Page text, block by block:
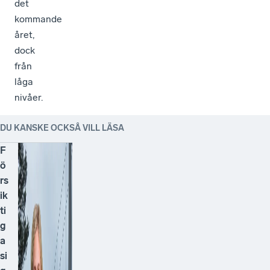
det
kommande
året,
dock
från
låga
nivåer.
DU KANSKE OCKSÅ VILL LÄSA
F
ö
rs
ik
ti
g
a
si